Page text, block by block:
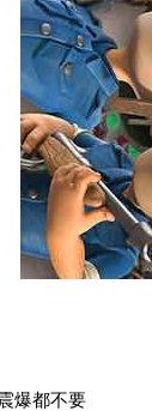
爆都不要